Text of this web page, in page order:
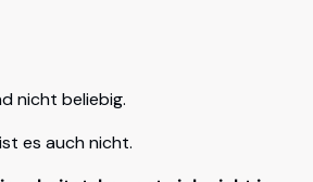
nicht beliebig.
es auch nicht.